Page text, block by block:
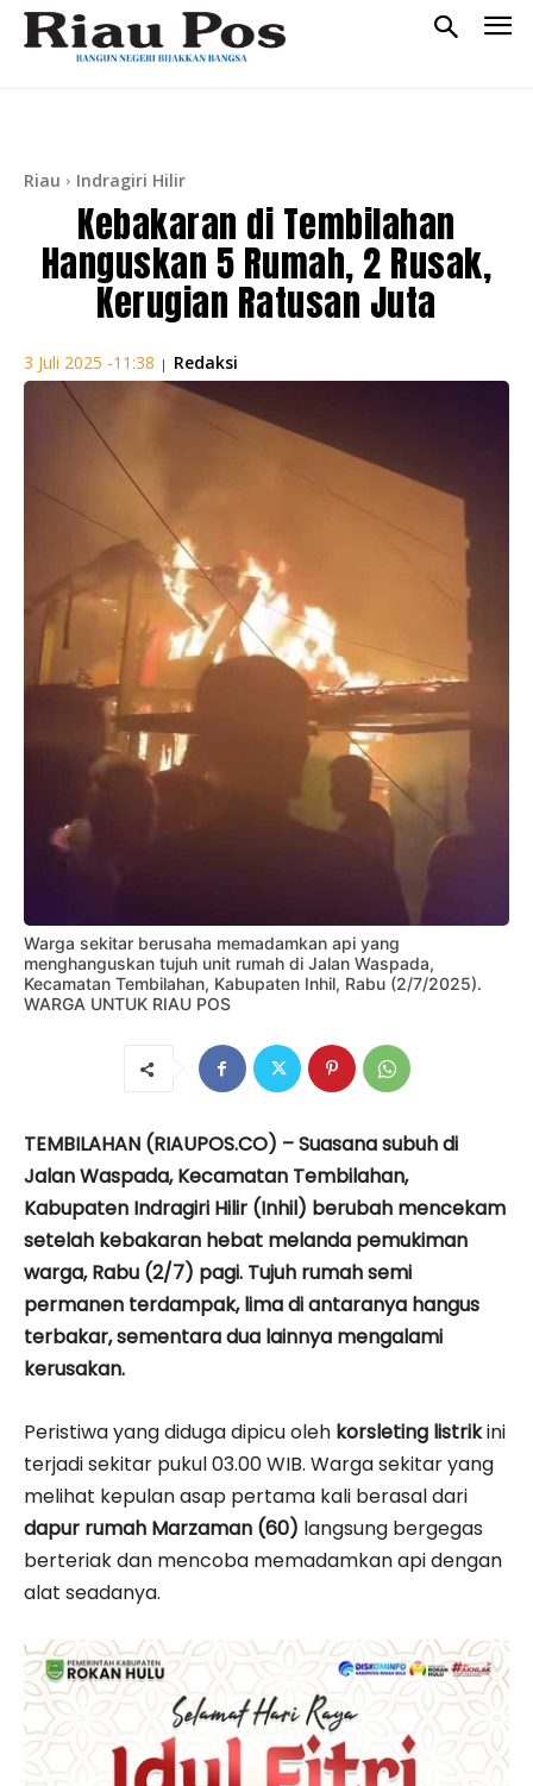
Riau Indragiri Hilir
Kebakaran di Tembilahan
Hanguskan 5 Rumah, 2 Rusak,
Kerugian Ratusan Juta
3 Juli 2025 -11:38 | Redaksi
Warga sekitar berusaha memadamkan api yang
menghanguskan tujuh unit rumah di Jalan Waspada,
Kecamatan Tembilahan, Kabupaten Inhil, Rabu (2/7/2025).
WARGA UNTUK RIAU POS
TEMBILAHAN (RIAUPOS.CO) – Suasana subuh di
Jalan Waspada, Kecamatan Tembilahan,
Kabupaten Indragiri Hilir (Inhil) berubah mencekam
setelah kebakaran hebat melanda pemukiman
warga, Rabu (2/7) pagi. Tujuh rumah semi
permanen terdampak, lima di antaranya hangus
terbakar, sementara dua lainnya mengalami
kerusakan.
Peristiwa yang diduga dipicu oleh korsleting listrikini
terjadi sekitar pukul 03.00 WIB. Warga sekitar yang
melihat kepulan asap pertama kali berasal dari
dapur rumah Marzaman (60) langsung bergegas
berteriak dan mencoba memadamkan api dengan
alat seadanya.